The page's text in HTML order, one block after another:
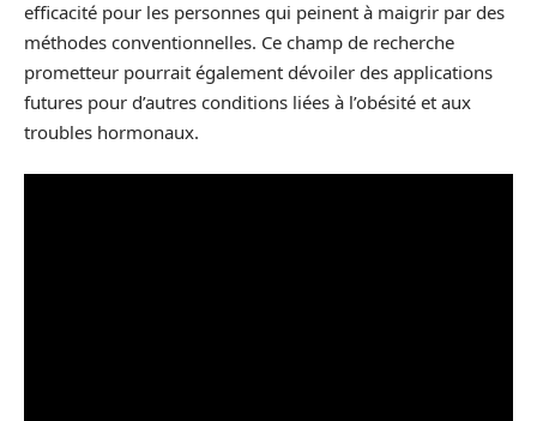
efficacité pour les personnes qui peinent à maigrir par des
méthodes conventionnelles. Ce champ de recherche
prometteur pourrait également dévoiler des applications
futures pour d’autres conditions liées à l’obésité et aux
troubles hormonaux.